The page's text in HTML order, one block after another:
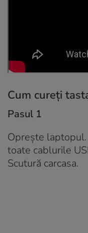
Cum cureți
Pasul 1
Oprește laptopul.
toate cablurile
Scutură carcasa.